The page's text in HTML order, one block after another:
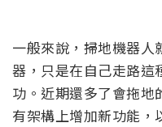
一般來說，掃地機器人
器，只是在自己走路這
功。近期還多了會拖地
有架構上增加新功能，